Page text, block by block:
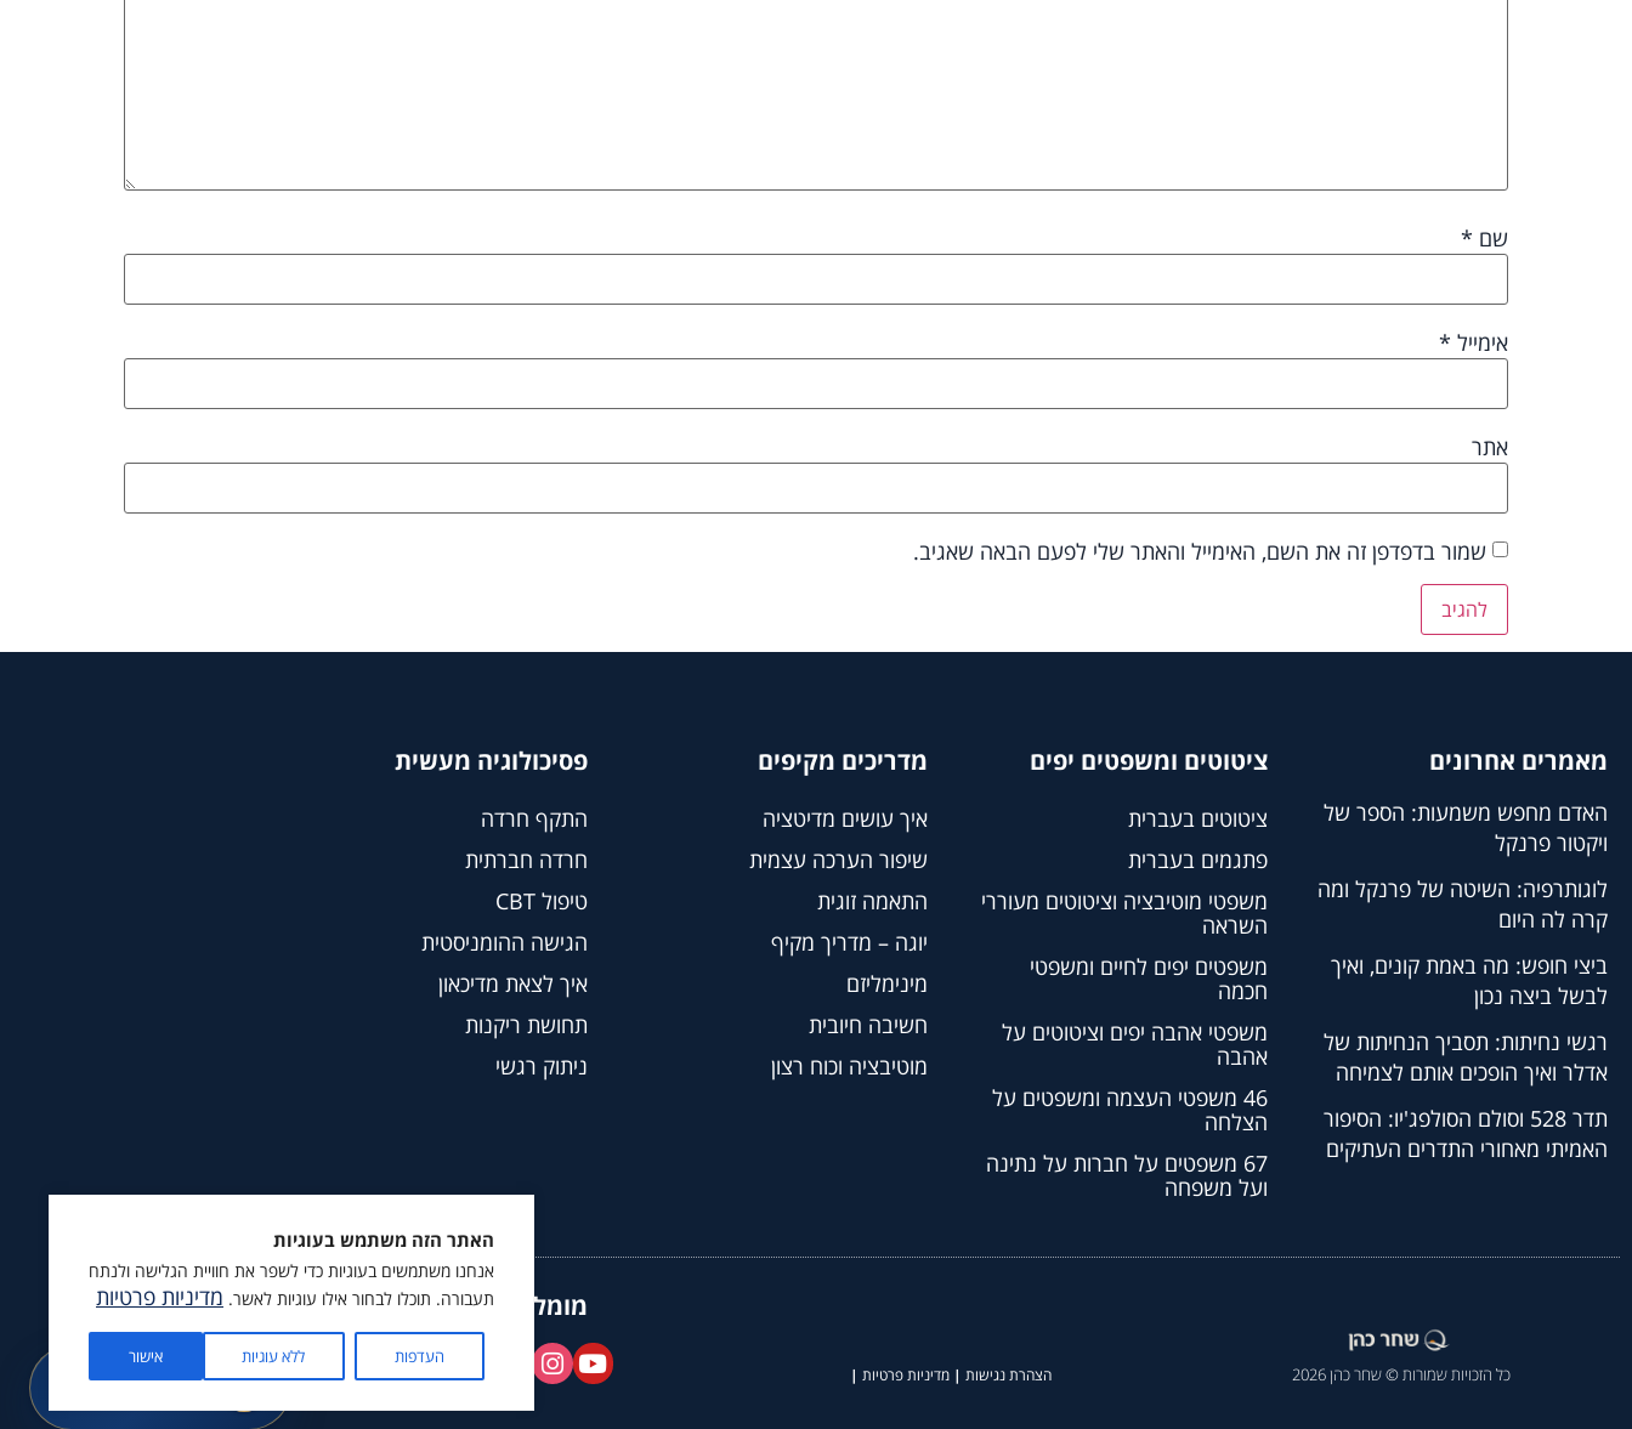
האתר הזה משתמש בעוגיות
אנחנו משתמשים בעוגיות כדי לשפר את חוויית הגלישה ולנתח
תעבורה. תוכלו לבחור אילו עוגיות לאשר. מדיניות פרטיות
העדפות ללא עוגיות אישור
שם *
אימייל *
אתר
שמור בדפדפן זה את השם, האימייל והאתר שלי לפעם הבאה שאגיב.
מאמרים אחרונים
האדם מחפש משמעות: הספר של
ויקטור פרנקל
לוגותרפיה: השיטה של פרנקל ומה
קרה לה היום
ביצי חופש: מה באמת קונים, ואיך
לבשל ביצה נכון
רגשי נחיתות: תסביך הנחיתות של
אדלר ואיך הופכים אותם לצמיחה
תדר 528 וסולם הסולפג'יו: הסיפור
האמיתי מאחורי התדרים העתיקים
ציטוטים ומשפטים יפים
ציטוטים בעברית
פתגמים בעברית
משפטי מוטיבציה וציטוטים מעוררי
השראה
משפטים יפים לחיים ומשפטי
חכמה
משפטי אהבה יפים וציטוטים על
אהבה
46 משפטי העצמה ומשפטים על
הצלחה
67 משפטים על חברות על נתינה
ועל משפחה
מדריכים מקיפים
איך עושים מדיטציה
שיפור הערכה עצמית
התאמה זוגית
יוגה – מדריך מקיף
מינימליזם
חשיבה חיובית
מוטיבציה וכוח רצון
פסיכולוגיה מעשית
התקף חרדה
חרדה חברתית
טיפול CBT
הגישה ההומניסטית
איך לצאת מדיכאון
תחושת ריקנות
ניתוק רגשי
כל הזכויות שמורות © שחר כהן 2026 הצהרת נגישות |מדיניות פרטיות |
מומלץ לעקוב גם ב
מתנה בשבילך